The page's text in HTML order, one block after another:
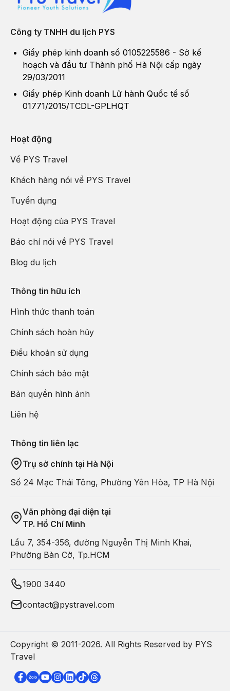
Công ty TNHH du lịch PYS
Giấy phép kinh doanh số 0105225586 - Sở kế
hoạch và đầu tư Thành phố Hà Nội cấp ngày
29/03/2011
Giấy phép Kinh doanh Lữ hành Quốc tế số
01771/2015/TCDL-GPLHQT
Hoạt động
Về PYS Travel
Khách hàng nói về PYS Travel
Tuyển dụng
Hoạt động của PYS Travel
Báo chí nói về PYS Travel
Blog du lịch
Thông tin hữu ích
Hình thức thanh toán
Chính sách hoàn hủy
Điều khoản sử dụng
Chính sách bảo mật
Bản quyền hình ảnh
Liên hệ
Thông tin liên lạc
Trụ sở chính tại Hà Nội
Số 24 Mạc Thái Tông, Phường Yên Hòa, TP Hà Nội
Văn phòng đại diện tại
TP. Hồ Chí Minh
Lầu 7, 354-356, đường Nguyễn Thị Minh Khai,
Phường Bàn Cờ, Tp.HCM
1900 3440
contact@pystravel.com
Copyright © 2011-2026. All Rights Reserved by PYS
Travel